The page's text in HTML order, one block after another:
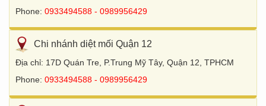
Phone: 0933494588 - 0989956429
Chi nhánh diệt mối Quận 12
Địa chỉ: 17D Quán Tre, P.Trung Mỹ Tây, Quận 12, TPHCM
Phone: 0933494588 - 0989956429